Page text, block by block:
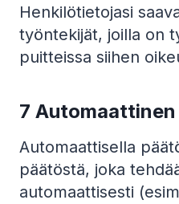
Henkilötietojasi
työntekijät, joilla on
puitteissa siihen
7
Automaattisella
päätöstä, joka
automaattisesti